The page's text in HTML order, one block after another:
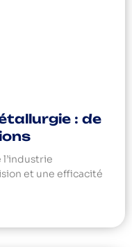
: de
et une efficacité